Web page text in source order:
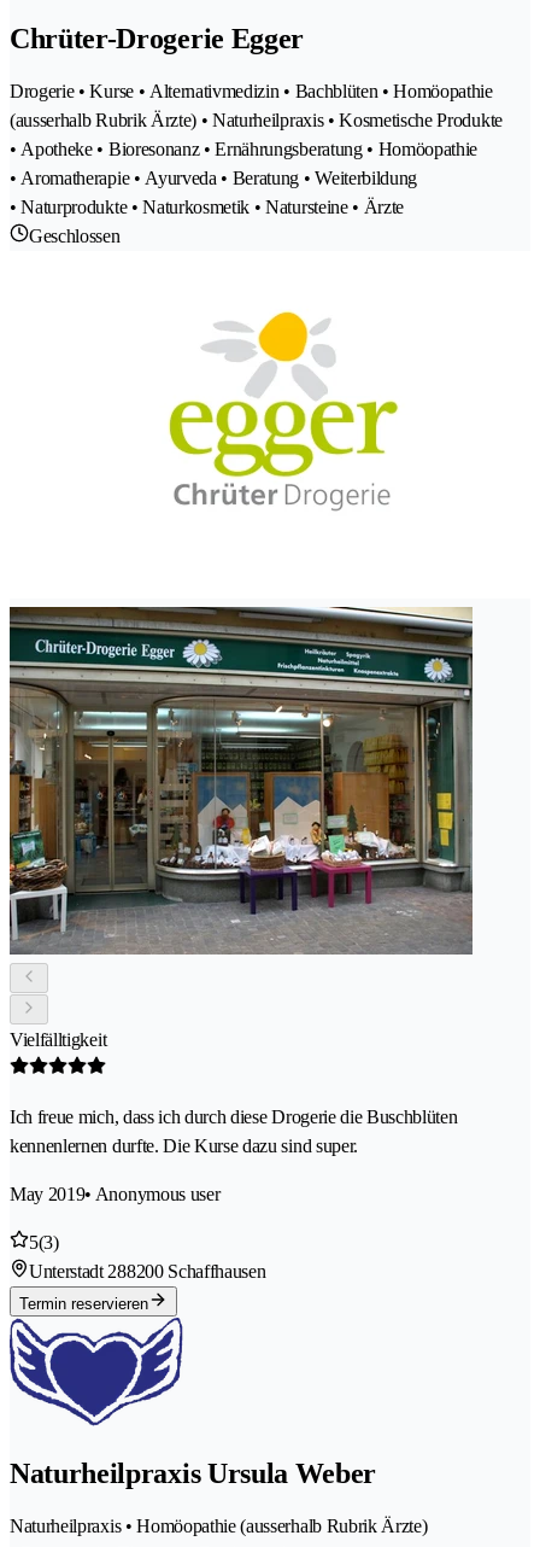
Chrüter-Drogerie Egger
Drogerie • Kurse • Alternativmedizin • Bachblüten • Homöopathie
(ausserhalb Rubrik Ärzte) • Naturheilpraxis • Kosmetische Produkte
• Apotheke • Bioresonanz • Ernährungsberatung • Homöopathie
• Aromatherapie • Ayurveda • Beratung • Weiterbildung
• Naturprodukte • Naturkosmetik • Natursteine • Ärzte
Geschlossen
Vielfälltigkeit
Ich freue mich, dass ich durch diese Drogerie die Buschblüten
kennenlernen durfte. Die Kurse dazu sind super.
May 2019• Anonymous user
5(3)
Unterstadt 288200 Schaffhausen
Termin reservieren
Naturheilpraxis Ursula Weber
Naturheilpraxis • Homöopathie (ausserhalb Rubrik Ärzte)